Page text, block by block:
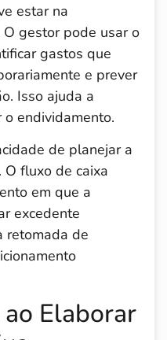
estar na
gestor pode usar o
gastos que
e prever
Isso ajuda a
endividamento.
de planejar a
O fluxo de caixa
em que a
excedente
retomada de
Elaborar